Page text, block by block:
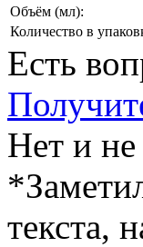
Объём (мл):
Количество в
Есть
Нет и не
текста,